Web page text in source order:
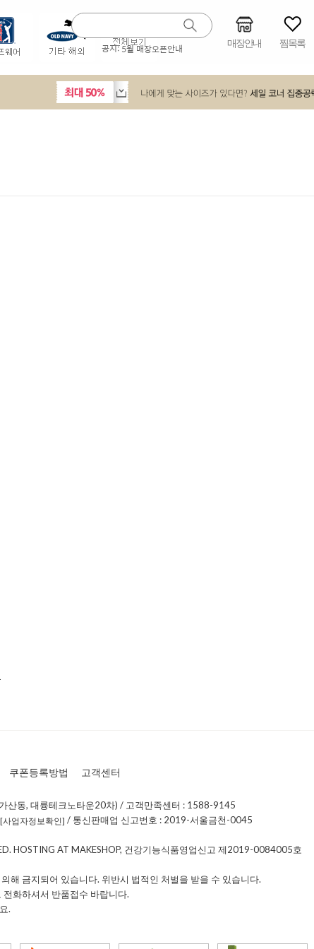
공지:5월 매장오픈안내 매장안내 찜목록
쿠폰등록방법 고객센터
산동, 대륭테크노타운20차) / 고객만족센터 : 1588-9145
[사업자정보확인] / 통신판매업 신고번호 : 2019-서울금천-0045
HOSTING AT MAKESHOP, 건강기능식품영업신고 제2019-0084005호
해 금지되어 있습니다. 위반시 법적인 처벌을 받을 수 있습니다.
화하셔서 반품접수 바랍니다.
.